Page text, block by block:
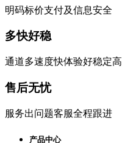
明码标价支付及信息安全
多快好稳
通道多速度快体验好稳定高
售后无忧
服务出问题客服全程跟进
产品中心